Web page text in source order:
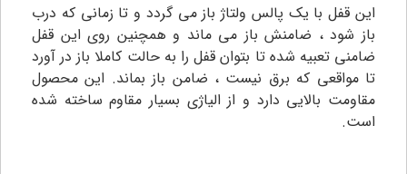
این قفل با یک پالس ولتاژ باز می گردد و تا زمانی که درب
باز شود ، ضامنش باز می ماند و همچنین روی این قفل
ضامنی تعبیه شده تا بتوان قفل را به حالت کاملا باز در آورد
تا مواقعی که برق نیست ، ضامن باز بماند. این محصول
مقاومت بالایی دارد و از الیاژی بسیار مقاوم ساخته شده
است.